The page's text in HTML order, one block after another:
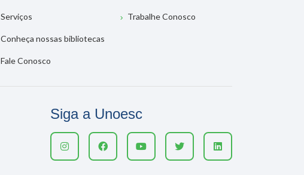
Serviços
Conheça nossas bibliotecas
Fale Conosco
Trabalhe Conosco
Siga a Unoesc